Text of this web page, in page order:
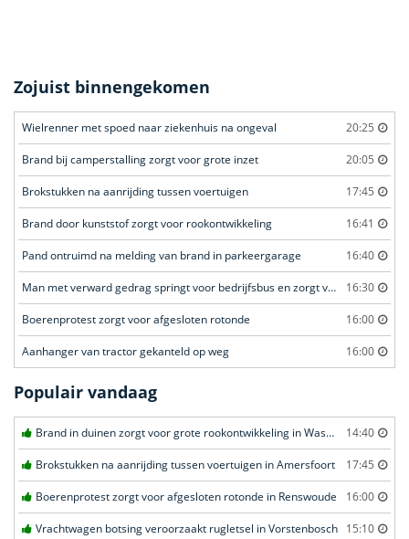
Zojuist binnengekomen
Wielrenner met spoed naar ziekenhuis na ongeval 20:25
Brand bij camperstalling zorgt voor grote inzet 20:05
Brokstukken na aanrijding tussen voertuigen 17:45
Brand door kunststof zorgt voor rookontwikkeling 16:41
Pand ontruimd na melding van brand in parkeergarage 16:40
Man met verward gedrag springt voor bedrijfsbus en zorgt voor opschudding 16:30
Boerenprotest zorgt voor afgesloten rotonde 16:00
Aanhanger van tractor gekanteld op weg 16:00
Populair vandaag
Brand in duinen zorgt voor grote rookontwikkeling in Wassenaar 14:40
Brokstukken na aanrijding tussen voertuigen in Amersfoort 17:45
Boerenprotest zorgt voor afgesloten rotonde in Renswoude 16:00
Vrachtwagen botsing veroorzaakt rugletsel in Vorstenbosch 15:10